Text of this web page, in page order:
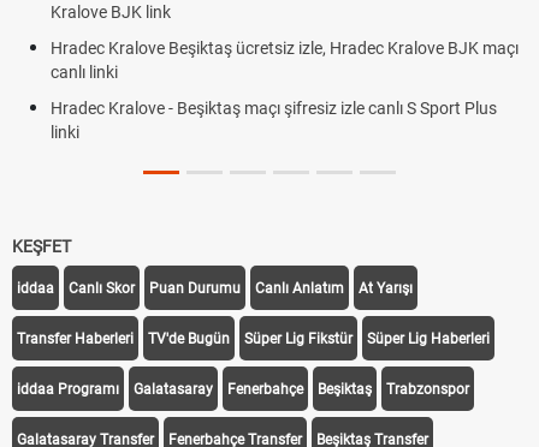
Kralove BJK link
Hradec Kralove Beşiktaş ücretsiz izle, Hradec Kralove BJK maçı
canlı linki
Hradec Kralove - Beşiktaş maçı şifresiz izle canlı S Sport Plus
linki
KEŞFET
iddaa Canlı Skor Puan Durumu Canlı Anlatım At Yarışı
Transfer Haberleri TV'de Bugün Süper Lig Fikstür Süper Lig Haberleri
iddaa Programı Galatasaray Fenerbahçe Beşiktaş Trabzonspor
Galatasaray Transfer Fenerbahçe Transfer Beşiktaş Transfer